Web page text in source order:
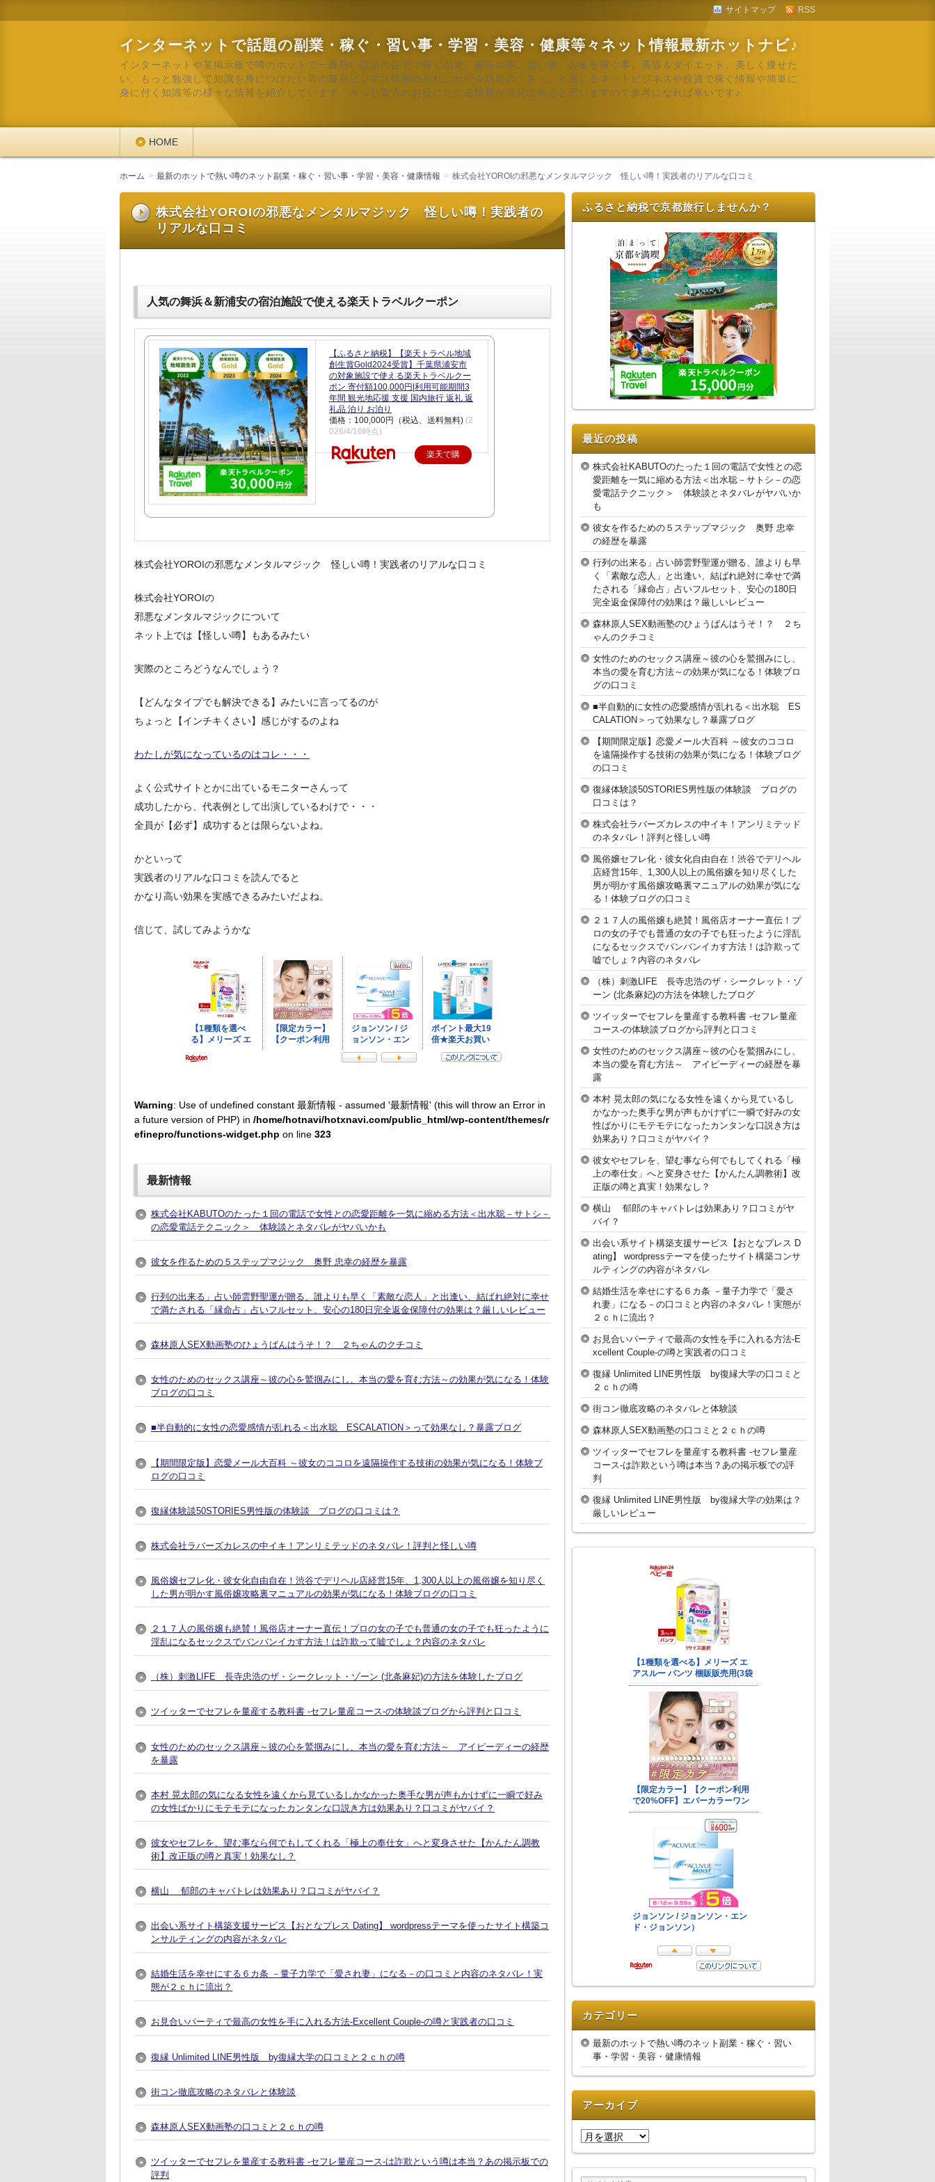
サイトマップ RSS
インターネットで話題の副業・稼ぐ・習い事・学習・美容・健康等々ネット情報最新ホットナビ♪
インターネットや某掲示板で噂のホットで一番熱い話題の在宅で稼ぐ副業、趣味の事、習い事、お金を稼ぐ事、美容＆ダイエット、美しく痩せた
い、もっと勉強して知識を身につけたい等の最新ビジネス情報のあれこれや今話題の「あっ」と感じるネットビジネスや投資で稼ぐ情報や簡単に
身に付く知識等の様々な情報を紹介しています。きっと貴方のお役にたてる情報が発見出来ると思いますので参考になれば幸いです♪
HOME
ホーム 最新のホットで熱い噂のネット副業・稼ぐ・習い事・学習・美容・健康情報 株式会社YOROIの邪悪なメンタルマジック 怪しい噂！実践者のリアルな口コミ
株式会社YOROIの邪悪なメンタルマジック 怪しい噂！実践者の
リアルな口コミ
人気の舞浜＆新浦安の宿泊施設で使える楽天トラベルクーポン
【ふるさと納税】【楽天トラベル地域
創生賞Gold2024受賞】千葉県浦安市
の対象施設で使える楽天トラベルクー
ポン 寄付額100,000円|利用可能期間3
年間 観光地応援 支援 国内旅行 返礼 返
礼品 泊り お泊り
価格：100,000円（税込、送料無料) (2
026/4/16時点)
楽天で購
株式会社YOROIの邪悪なメンタルマジック 怪しい噂！実践者のリアルな口コミ
株式会社YOROIの
邪悪なメンタルマジックについて
ネット上では【怪しい噂】もあるみたい
実際のところどうなんでしょう？
【どんなタイプでも解決できる】みたいに言ってるのが
ちょっと【インチキくさい】感じがするのよね
わたしが気になっているのはコレ・・・
よく公式サイトとかに出ているモニターさんって
成功したから、代表例として出演しているわけで・・・
全員が【必ず】成功するとは限らないよね。
かといって
実践者のリアルな口コミを読んでると
かなり高い効果を実感できるみたいだよね。
信じて、試してみようかな
Warning: Use of undefined constant 最新情報 - assumed '最新情報' (this will throw an Error in
a future version of PHP) in /home/hotnavi/hotxnavi.com/public_html/wp-content/themes/r
efinepro/functions-widget.php on line 323
最新情報
株式会社KABUTOのたった１回の電話で女性との恋愛距離を一気に縮める方法＜出水聡－サトシ－
の恋愛電話テクニック＞ 体験談とネタバレがヤバいかも
彼女を作るための５ステップマジック 奥野 忠幸の経歴を暴露
行列の出来る」占い師雲野聖運が贈る、誰よりも早く「素敵な恋人」と出逢い、結ばれ絶対に幸せ
で満たされる「縁命占」占いフルセット、安心の180日完全返金保障付の効果は？厳しいレビュー
森林原人SEX動画塾のひょうばんはうそ！？ ２ちゃんのクチコミ
女性のためのセックス講座～彼の心を鷲掴みにし、本当の愛を育む方法～の効果が気になる！体験
ブログの口コミ
■半自動的に女性の恋愛感情が乱れる＜出水聡 ESCALATION＞って効果なし？暴露ブログ
【期間限定版】恋愛メール大百科 ～彼女のココロを遠隔操作する技術の効果が気になる！体験ブ
ログの口コミ
復縁体験談50STORIES男性版の体験談 ブログの口コミは？
株式会社ラバーズカレスの中イキ！アンリミテッドのネタバレ！評判と怪しい噂
風俗嬢セフレ化・彼女化自由自在！渋谷でデリヘル店経営15年、1,300人以上の風俗嬢を知り尽く
した男が明かす風俗嬢攻略裏マニュアルの効果が気になる！体験ブログの口コミ
２１７人の風俗嬢も絶賛！風俗店オーナー直伝！プロの女の子でも普通の女の子でも狂ったように
淫乱になるセックスでバンバンイカす方法！は詐欺って嘘でしょ？内容のネタバレ
（株）刺激LIFE 長寺忠浩のザ・シークレット・ゾーン (北条麻妃)の方法を体験したブログ
ツイッターでセフレを量産する教科書 -セフレ量産コース-の体験談ブログから評判と口コミ
女性のためのセックス講座～彼の心を鷲掴みにし、本当の愛を育む方法～ アイピーディーの経歴
を暴露
本村 晃太郎の気になる女性を遠くから見ているしかなかった奥手な男が声もかけずに一瞬で好み
の女性ばかりにモテモテになったカンタンな口説き方は効果あり？口コミがヤバイ？
彼女やセフレを、望む事なら何でもしてくれる「極上の奉仕女」へと変身させた【かんたん調教
術】改正版の噂と真実！効果なし？
横山 郁郎のキャバトレは効果あり？口コミがヤバイ？
出会い系サイト構築支援サービス【おとなプレス Dating】 wordpressテーマを使ったサイト構築コ
ンサルティングの内容がネタバレ
結婚生活を幸せにする６カ条 －量子力学で「愛され妻」になる－の口コミと内容のネタバレ！実
態が２ｃｈに流出？
お見合いパーティで最高の女性を手に入れる方法-Excellent Couple-の噂と実践者の口コミ
復縁 Unlimited LINE男性版 by復縁大学の口コミと２ｃｈの噂
街コン徹底攻略のネタバレと体験談
森林原人SEX動画塾の口コミと２ｃｈの噂
ツイッターでセフレを量産する教科書 -セフレ量産コース-は詐欺という噂は本当？あの掲示板での
評判
ふるさと納税で京都旅行しませんか？
最近の投稿
株式会社KABUTOのたった１回の電話で女性との恋
愛距離を一気に縮める方法＜出水聡－サトシ－の恋
愛電話テクニック＞ 体験談とネタバレがヤバいか
も
彼女を作るための５ステップマジック 奥野 忠幸
の経歴を暴露
行列の出来る」占い師雲野聖運が贈る、誰よりも早
く「素敵な恋人」と出逢い、結ばれ絶対に幸せで満
たされる「縁命占」占いフルセット、安心の180日
完全返金保障付の効果は？厳しいレビュー
森林原人SEX動画塾のひょうばんはうそ！？ ２ち
ゃんのクチコミ
女性のためのセックス講座～彼の心を鷲掴みにし、
本当の愛を育む方法～の効果が気になる！体験ブロ
グの口コミ
■半自動的に女性の恋愛感情が乱れる＜出水聡 ES
CALATION＞って効果なし？暴露ブログ
【期間限定版】恋愛メール大百科 ～彼女のココロ
を遠隔操作する技術の効果が気になる！体験ブログ
の口コミ
復縁体験談50STORIES男性版の体験談 ブログの
口コミは？
株式会社ラバーズカレスの中イキ！アンリミテッド
のネタバレ！評判と怪しい噂
風俗嬢セフレ化・彼女化自由自在！渋谷でデリヘル
店経営15年、1,300人以上の風俗嬢を知り尽くした
男が明かす風俗嬢攻略裏マニュアルの効果が気にな
る！体験ブログの口コミ
２１７人の風俗嬢も絶賛！風俗店オーナー直伝！プ
ロの女の子でも普通の女の子でも狂ったように淫乱
になるセックスでバンバンイカす方法！は詐欺って
嘘でしょ？内容のネタバレ
（株）刺激LIFE 長寺忠浩のザ・シークレット・ゾ
ーン (北条麻妃)の方法を体験したブログ
ツイッターでセフレを量産する教科書 -セフレ量産
コース-の体験談ブログから評判と口コミ
女性のためのセックス講座～彼の心を鷲掴みにし、
本当の愛を育む方法～ アイピーディーの経歴を暴
露
本村 晃太郎の気になる女性を遠くから見ているし
かなかった奥手な男が声もかけずに一瞬で好みの女
性ばかりにモテモテになったカンタンな口説き方は
効果あり？口コミがヤバイ？
彼女やセフレを、望む事なら何でもしてくれる「極
上の奉仕女」へと変身させた【かんたん調教術】改
正版の噂と真実！効果なし？
横山 郁郎のキャバトレは効果あり？口コミがヤ
バイ？
出会い系サイト構築支援サービス【おとなプレス D
ating】 wordpressテーマを使ったサイト構築コンサ
ルティングの内容がネタバレ
結婚生活を幸せにする６カ条 －量子力学で「愛さ
れ妻」になる－の口コミと内容のネタバレ！実態が
２ｃｈに流出？
お見合いパーティで最高の女性を手に入れる方法-E
xcellent Couple-の噂と実践者の口コミ
復縁 Unlimited LINE男性版 by復縁大学の口コミと
２ｃｈの噂
街コン徹底攻略のネタバレと体験談
森林原人SEX動画塾の口コミと２ｃｈの噂
ツイッターでセフレを量産する教科書 -セフレ量産
コース-は詐欺という噂は本当？あの掲示板での評
判
復縁 Unlimited LINE男性版 by復縁大学の効果は？
厳しいレビュー
カテゴリー
最新のホットで熱い噂のネット副業・稼ぐ・習い
事・学習・美容・健康情報
アーカイブ
ア
イ